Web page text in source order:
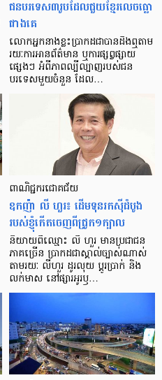
ជន​បរទេស​៣​រូប​ដែល​ជួយ​ខ្មែរ​លេច​ធ្លោ​
ជាង​គេ
លោកអ្នក​នាង​ខ្លះ​ប្រាកដ​ជា​បាន​​ដឹង​ឮ​តាម​
រយៈ​ការ​អាន​ព័ត៌មាន ឬ​ការ​ផ្សព្វផ្សាយ​
ផ្សេងៗ អំពី​ភាព​ល្បីល្បាញ​របស់​ជន​
បរទេស​មួយ​ចំនួន ដែល…
ពាណិជ្ជករជោគជ័យ
ឧកញ៉ា លី ហួរ៖ ដើមទុនរកស៊ីដំបូង
របស់ខ្ញុំកើតចេញពីជ្រូក១ក្បាល
និយាយ​ពី​ឈ្មោះ លី ហួរ មាន​ប្រជាជន​
ភាគ​ច្រើន ប្រាកដ​ជា​ស្គាល់​ច្បាស់​ណាស់
តាមរយៈ លីហួរ ដូរ​លុយ ប្តូរ​បា្រក់ និង​
លក់​មាស នៅ​ផ្សារ​អូរ​ឫ…